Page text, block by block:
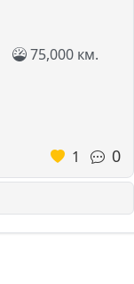
75,000 км.
1 0